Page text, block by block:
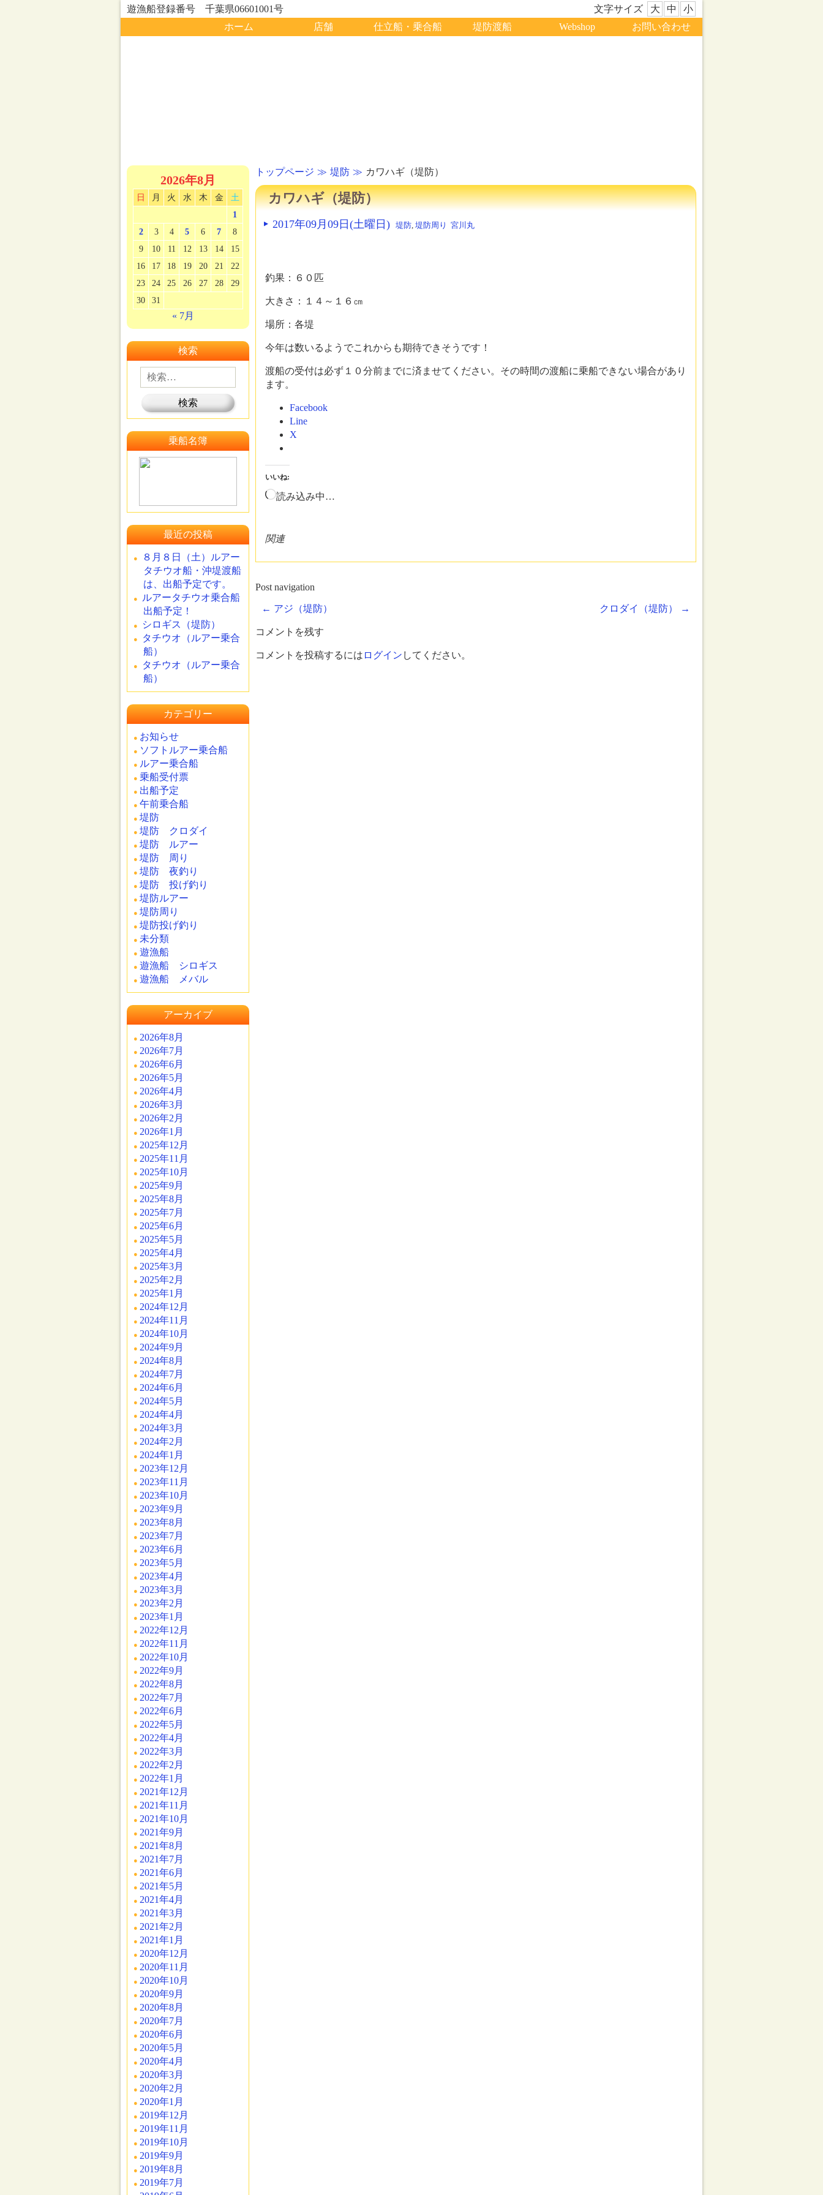
遊漁船登録番号 千葉県06601001号 文字サイズ 小
中
大
ホーム
店舗 仕立船・乗合船 堤防渡船 Webshop お問い合わせ
トップページ 堤防 カワハギ（堤防）
カワハギ（堤防）
2017年09月09日(土曜日) 堤防, 堤防周り 宮川丸
釣果：６０匹
大きさ：１４～１６㎝
場所：各堤
今年は数いるようでこれからも期待できそうです！
渡船の受付は必ず１０分前までに済ませてください。その時間の渡船に乗船できない場合があり
ます。
Facebook
Line
X
いいね:
読み込み中…
関連
Post navigation
← アジ（堤防） クロダイ（堤防） →
コメントを残す
コメントを投稿するには ログイン してください。
2026年8月
日 月 火 水 木 金
土
1
2
3 4 5 6 7
8
9
10 11 12 13 14
15
16
17 18 19 20 21
22
23
24 25 26 27 28
29
30
31
« 7月
検索
乗船名簿
最近の投稿
８月８日（土）ルアー
タチウオ船・沖堤渡船
は、出船予定です。
ルアータチウオ乗合船
出船予定！
シロギス（堤防）
タチウオ（ルアー乗合
船）
タチウオ（ルアー乗合
船）
カテゴリー
お知らせ
ソフトルアー乗合船
ルアー乗合船
乗船受付票
出船予定
午前乗合船
堤防
堤防 クロダイ
堤防 ルアー
堤防 周り
堤防 夜釣り
堤防 投げ釣り
堤防ルアー
堤防周り
堤防投げ釣り
未分類
遊漁船
遊漁船 シロギス
遊漁船 メバル
アーカイブ
2026年8月
2026年7月
2026年6月
2026年5月
2026年4月
2026年3月
2026年2月
2026年1月
2025年12月
2025年11月
2025年10月
2025年9月
2025年8月
2025年7月
2025年6月
2025年5月
2025年4月
2025年3月
2025年2月
2025年1月
2024年12月
2024年11月
2024年10月
2024年9月
2024年8月
2024年7月
2024年6月
2024年5月
2024年4月
2024年3月
2024年2月
2024年1月
2023年12月
2023年11月
2023年10月
2023年9月
2023年8月
2023年7月
2023年6月
2023年5月
2023年4月
2023年3月
2023年2月
2023年1月
2022年12月
2022年11月
2022年10月
2022年9月
2022年8月
2022年7月
2022年6月
2022年5月
2022年4月
2022年3月
2022年2月
2022年1月
2021年12月
2021年11月
2021年10月
2021年9月
2021年8月
2021年7月
2021年6月
2021年5月
2021年4月
2021年3月
2021年2月
2021年1月
2020年12月
2020年11月
2020年10月
2020年9月
2020年8月
2020年7月
2020年6月
2020年5月
2020年4月
2020年3月
2020年2月
2020年1月
2019年12月
2019年11月
2019年10月
2019年9月
2019年8月
2019年7月